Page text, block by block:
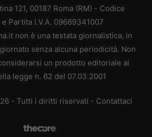
121, 00187 Roma (RM) - Codice
e Partita I.V.A. 09689341007
non è una testata giornalistica, in
senza alcuna periodicità. Non
un prodotto editoriale ai
legge n. 62 del 07.03.2001
- Tutti i diritti riservati - Contattaci